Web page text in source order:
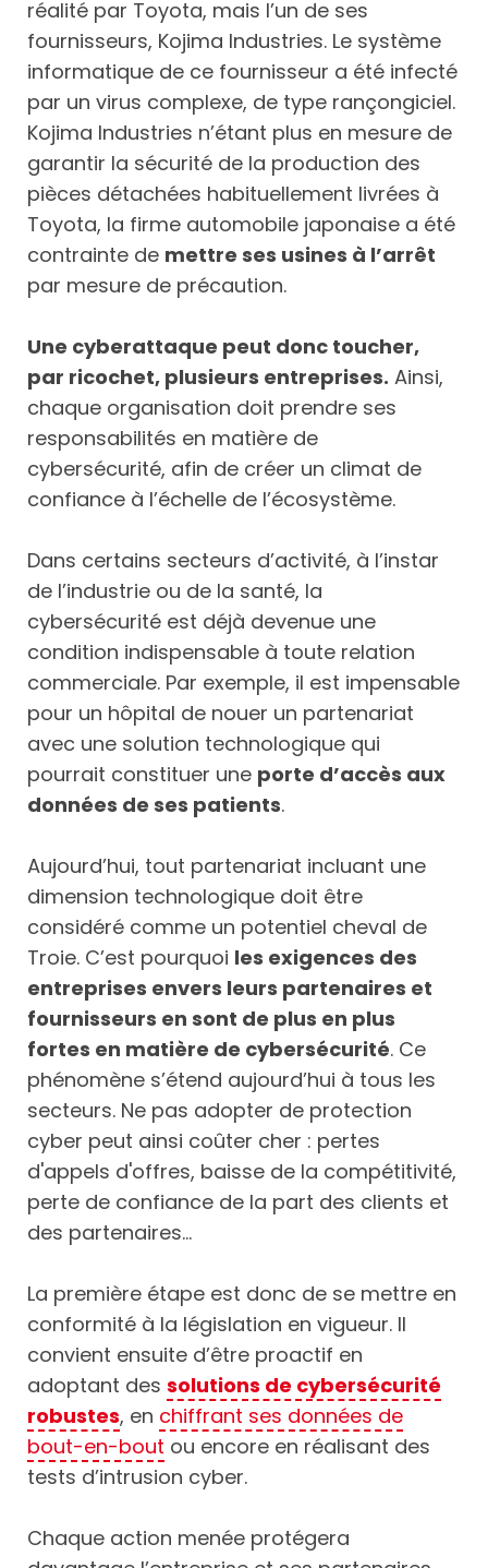
réalité par Toyota, mais l’un de ses
fournisseurs, Kojima Industries. Le système
informatique de ce fournisseur a été infecté
par un virus complexe, de type rançongiciel.
Kojima Industries n’étant plus en mesure de
garantir la sécurité de la production des
pièces détachées habituellement livrées à
Toyota, la firme automobile japonaise a été
contrainte de mettre ses usines à l’arrêt
par mesure de précaution.
Une cyberattaque peut donc toucher,
par ricochet, plusieurs entreprises. Ainsi,
chaque organisation doit prendre ses
responsabilités en matière de
cybersécurité, afin de créer un climat de
confiance à l’échelle de l’écosystème.
Dans certains secteurs d’activité, à l’instar
de l’industrie ou de la santé, la
cybersécurité est déjà devenue une
condition indispensable à toute relation
commerciale. Par exemple, il est impensable
pour un hôpital de nouer un partenariat
avec une solution technologique qui
pourrait constituer une porte d’accès aux
données de ses patients.
Aujourd’hui, tout partenariat incluant une
dimension technologique doit être
considéré comme un potentiel cheval de
Troie. C’est pourquoi les exigences des
entreprises envers leurs partenaires et
fournisseurs en sont de plus en plus
fortes en matière de cybersécurité. Ce
phénomène s’étend aujourd’hui à tous les
secteurs. Ne pas adopter de protection
cyber peut ainsi coûter cher : pertes
d'appels d'offres, baisse de la compétitivité,
perte de confiance de la part des clients et
des partenaires…
La première étape est donc de se mettre en
conformité à la législation en vigueur. Il
convient ensuite d’être proactif en
adoptant dessolutions de cybersécurité
robustes, en chiffrant ses données de
bout-en-bout ou encore en réalisant des
tests d’intrusion cyber.
Chaque action menée protégera